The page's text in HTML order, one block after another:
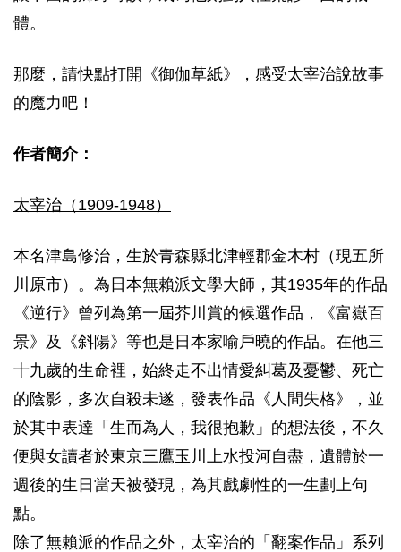
體。
那麼，請快點打開《御伽草紙》，感受太宰治說故事
的魔力吧！
作者簡介：
太宰治（1909-1948）
本名津島修治，生於青森縣北津輕郡金木村（現五所
川原市）。為日本無賴派文學大師，其1935年的作品
《逆行》曾列為第一屆芥川賞的候選作品，《富嶽百
景》及《斜陽》等也是日本家喻戶曉的作品。在他三
十九歲的生命裡，始終走不出情愛糾葛及憂鬱、死亡
的陰影，多次自殺未遂，發表作品《人間失格》，並
於其中表達「生而為人，我很抱歉」的想法後，不久
便與女讀者於東京三鷹玉川上水投河自盡，遺體於一
週後的生日當天被發現，為其戲劇性的一生劃上句
點。
除了無賴派的作品之外，太宰治的「翻案作品」系列